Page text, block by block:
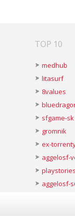
TOP 10
medhub
litasurf
8values
sfgame-sk
gromnik
ex-
aggelosf-
aggelosf-